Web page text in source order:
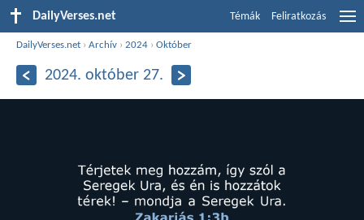
DailyVerses.net Témák Feliratkozás
DailyVerses.net ›Archív ›2024 ›Október
2024. október 27.